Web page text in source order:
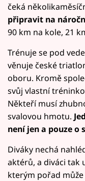
čeká
připravit na
90 km na kole, 21
Trénuje se pod
věnuje české
oboru. Kromě
svůj vlastní
Někteří musí
svalovou hmotu.
není jen a pouze o
Diváky nechá
aktérů, a diváci tak
kterým pořad